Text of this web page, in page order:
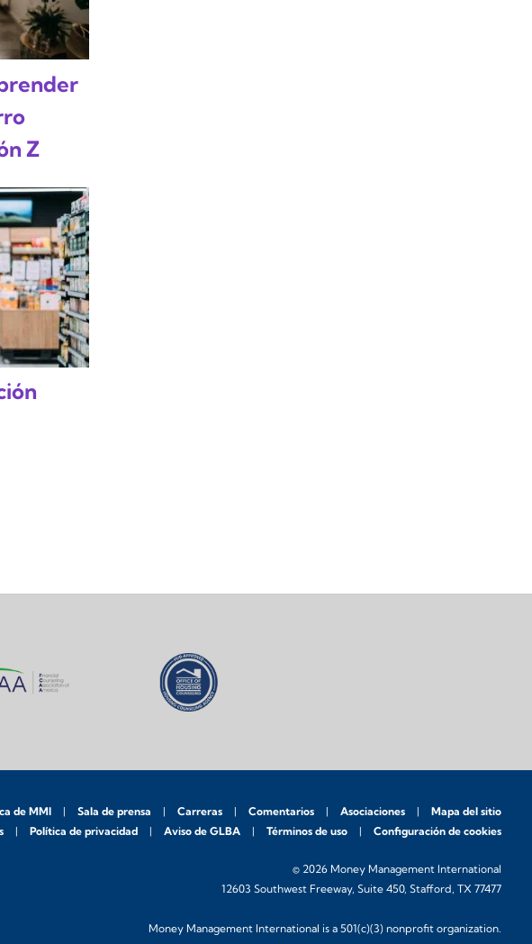
Z
de MMI Sala de prensa Carreras Comentarios Asociaciones
Mapa del sitio
Política de privacidad Aviso de GLBA Términos de uso Configuración de cookies
© 2026 Money Management International
12603 Southwest Freeway, Suite 450, Stafford, TX 77477
Money Management International is a 501(c)(3) nonprofit organization.